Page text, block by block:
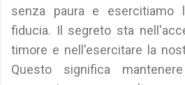
senza paura e esercitiamo
fiducia. Il segreto sta
timore e nell'esercitare la
Questo significa